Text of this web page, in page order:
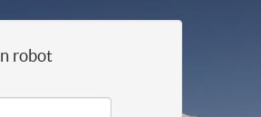
robot